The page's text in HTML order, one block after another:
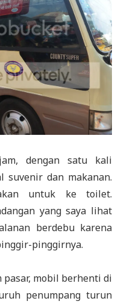
dengan satu kali
suvenir dan makanan.
untuk ke toilet.
yang saya lihat
berdebu karena
pinggirnya.
pasar, mobil berhenti di
penumpang turun